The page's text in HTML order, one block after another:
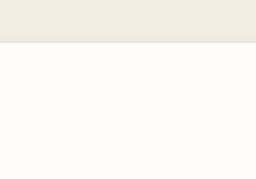
Rector Letters